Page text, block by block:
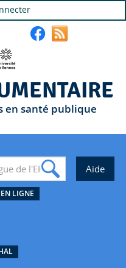
en santé publique
LIGNE